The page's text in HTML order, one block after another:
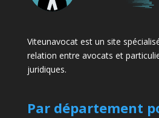
Viteunavocat est un site
relation entre avocats et
juridiques.
Par département